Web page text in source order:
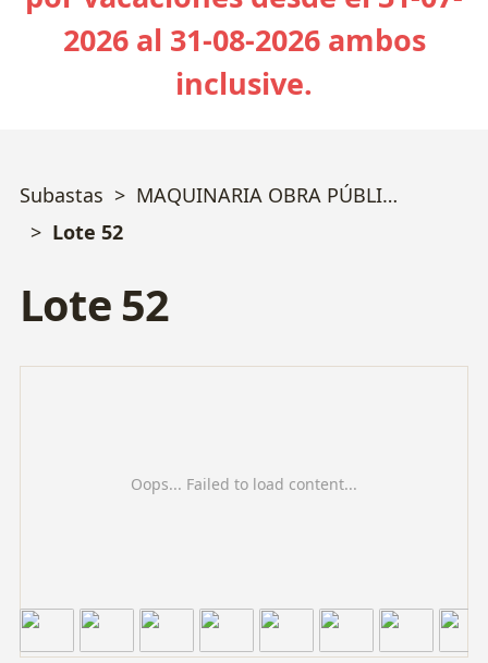
2026 al 31-08-2026 ambos
inclusive.
Subastas
MAQUINARIA OBRA PÚBLICA y VEHÍCULOS - Bizkaia
Lote 52
Lote 52
Oops... Failed to load content...